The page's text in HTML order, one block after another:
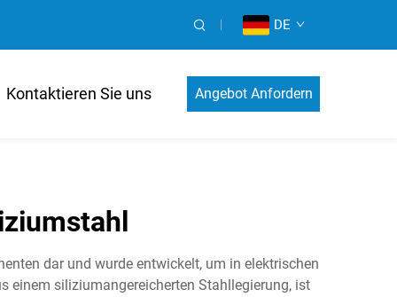
DE
Kontaktieren Sie uns Angebot Anfordern
dar und wurde entwickelt, um in elektrischen
einem siliziumangereicherten Stahllegierung, ist